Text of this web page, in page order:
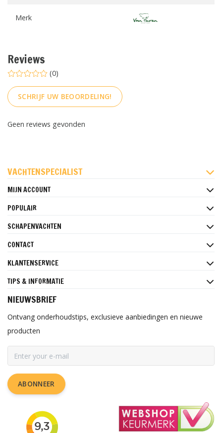
Merk
Reviews
(0)
SCHRIJF UW BEOORDELING!
Geen reviews gevonden
VACHTENSPECIALIST
MIJN ACCOUNT
POPULAIR
SCHAPENVACHTEN
CONTACT
KLANTENSERVICE
TIPS & INFORMATIE
NIEUWSBRIEF
Ontvang onderhoudstips, exclusieve aanbiedingen en nieuwe
producten
ABONNEER